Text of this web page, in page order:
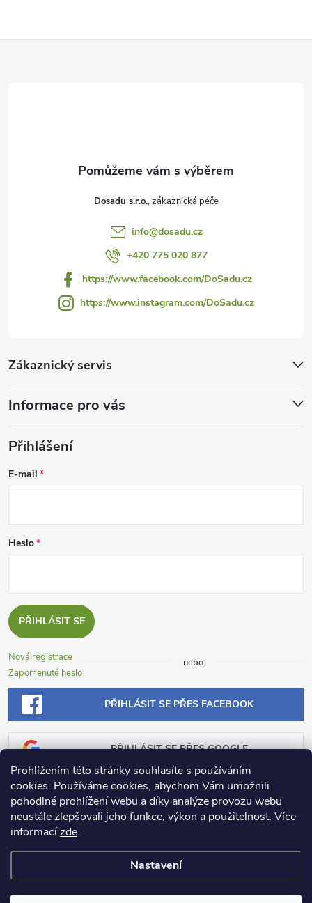
Prohlížením této stránky souhlasíte s používáním
cookies. Používáme cookies, abychom Vám umožnili
pohodlné prohlížení webu a díky analýze provozu webu
neustále zlepšovali jeho funkce, výkon a použitelnost. Více
informacízde.
Nastavení
Zákaznický servis
Informace pro vás
Dosadu s.r.o.
info@dosadu.cz
+420 775 020 877
https://www.facebook.com/DoSadu.cz
https://www.instagram.com/DoSadu.cz
Přihlášení
E-mail
Heslo
PŘIHLÁSIT SE
Nová registrace
Zapomenuté heslo
nebo
PŘIHLÁSIT SE PŘES FACEBOOK
PŘIHLÁSIT SE PŘES GOOGLE
PŘIHLÁSIT SE PŘES SEZNAM
Copyright 2026Dosadu.cz. Všechna práva vyhrazena.